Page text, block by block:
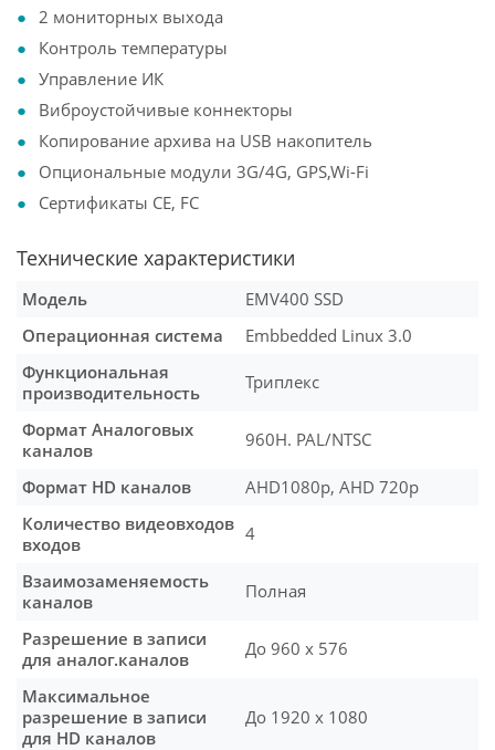
2 мониторных выхода
Контроль температуры
Управление ИК
Виброустойчивые коннекторы
Копирование архива на USB накопитель
Опциональные модули 3G/4G, GPS,Wi-Fi
Сертификаты CE, FC
Технические характеристики
Модель
EMV400 SSD
Операционная система
Embbedded Linux 3.0
Функциональная
производительность
Триплекс
Формат Аналоговых
каналов
960H. PAL/NTSC
Формат HD каналов
AHD1080p, AHD 720p
Количество видеовходов
входов
4
Взаимозаменяемость
каналов
Полная
Разрешение в записи
для аналог.каналов
До 960 х 576
Максимальное
разрешение в записи
для HD каналов
До 1920 х 1080